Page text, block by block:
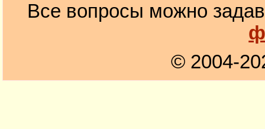
Все вопросы можно
© 2004-